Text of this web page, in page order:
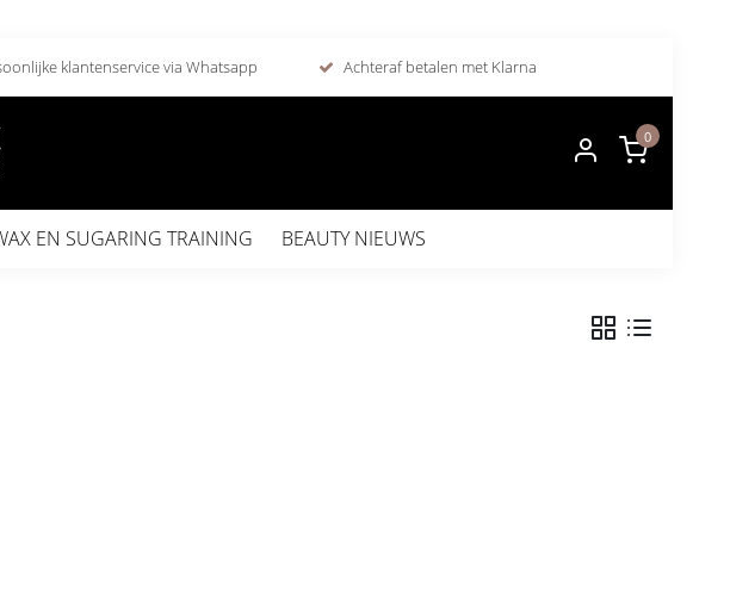
klantenservice via Whatsapp Achteraf betalen met Klarna
0
EN SUGARING TRAINING BEAUTY NIEUWS